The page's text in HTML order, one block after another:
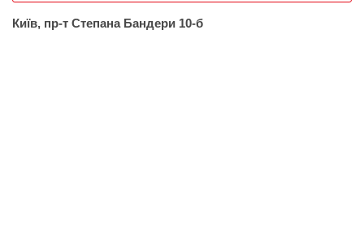
Київ, пр-т Степана Бандери 10-б